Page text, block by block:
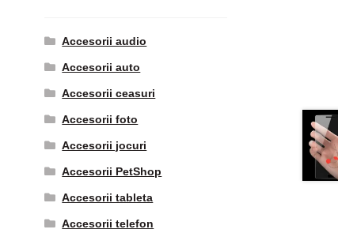
Accesorii audio
Accesorii auto
Accesorii ceasuri
Accesorii foto
Accesorii jocuri
Accesorii PetShop
Accesorii tableta
Accesorii telefon